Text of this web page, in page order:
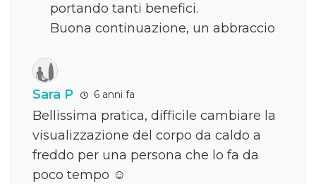
portando tanti benefici.
Buona continuazione, un abbraccio
Sara P 6 anni fa
Bellissima pratica, difficile cambiare la
visualizzazione del corpo da caldo a
freddo per una persona che lo fa da
poco tempo ☺